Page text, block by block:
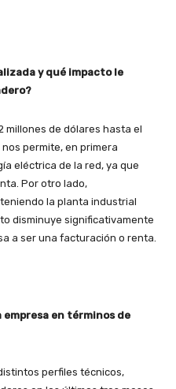
y qué impacto le
millones de dólares hasta el
permite, en primera
eléctrica de la red, ya que
Por otro lado,
la planta industrial
disminuye significativamente
a ser una facturación o renta.
empresa en términos de
perfiles técnicos,